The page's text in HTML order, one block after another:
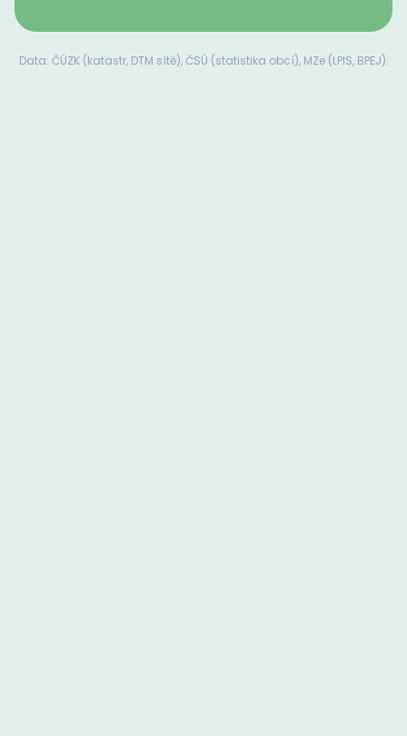
Data: ČÚZK (katastr, DTM sítě), ČSÚ (statistika obcí), MZe (LPIS, BPEJ).